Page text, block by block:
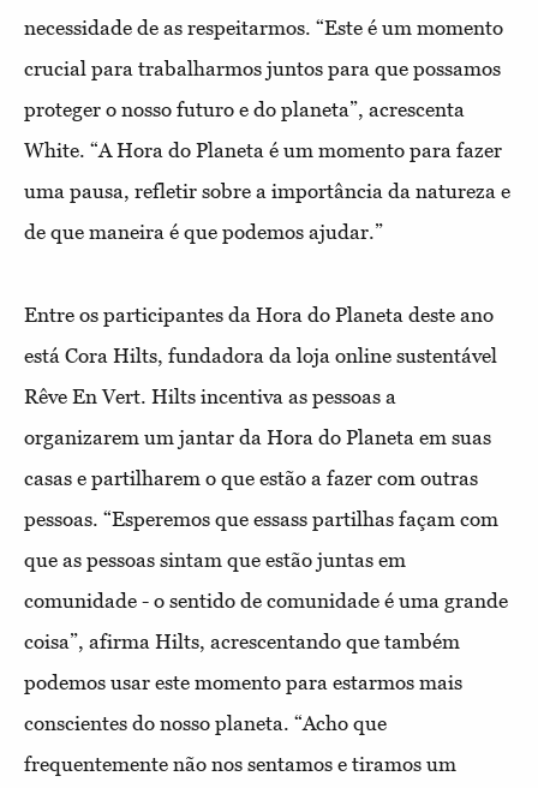
necessidade de as respeitarmos. “Este é um momento
crucial para trabalharmos juntos para que possamos
proteger o nosso futuro e do planeta”, acrescenta
White. “A Hora do Planeta é um momento para fazer
uma pausa, refletir sobre a importância da natureza e
de que maneira é que podemos ajudar.”
Entre os participantes da Hora do Planeta deste ano
está Cora Hilts, fundadora da loja online sustentável
Rêve En Vert. Hilts incentiva as pessoas a
organizarem um jantar da Hora do Planeta em suas
casas e partilharem o que estão a fazer com outras
pessoas. “Esperemos que essass partilhas façam com
que as pessoas sintam que estão juntas em
comunidade - o sentido de comunidade é uma grande
coisa”, afirma Hilts, acrescentando que também
podemos usar este momento para estarmos mais
conscientes do nosso planeta. “Acho que
frequentemente não nos sentamos e tiramos um